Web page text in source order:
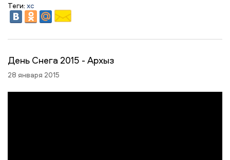
Теги: xc
День Снега 2015 - Архыз
28 января 2015